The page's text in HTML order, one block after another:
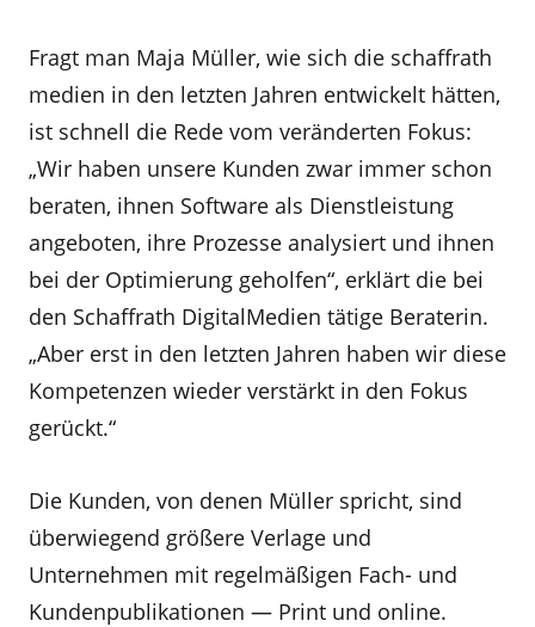
Fragt man Maja Müller, wie sich die schaffrath
medien in den letzten Jahren entwickelt hätten,
ist schnell die Rede vom veränderten Fokus:
„Wir haben unsere Kunden zwar immer schon
beraten, ihnen Software als Dienstleistung
angeboten, ihre Prozesse analysiert und ihnen
bei der Optimierung geholfen“, erklärt die bei
den Schaffrath DigitalMedien tätige Beraterin.
„Aber erst in den letzten Jahren haben wir diese
Kompetenzen wieder verstärkt in den Fokus
gerückt.“
Die Kunden, von denen Müller spricht, sind
überwiegend größere Verlage und
Unternehmen mit regelmäßigen Fach- und
Kundenpublikationen — Print und online.